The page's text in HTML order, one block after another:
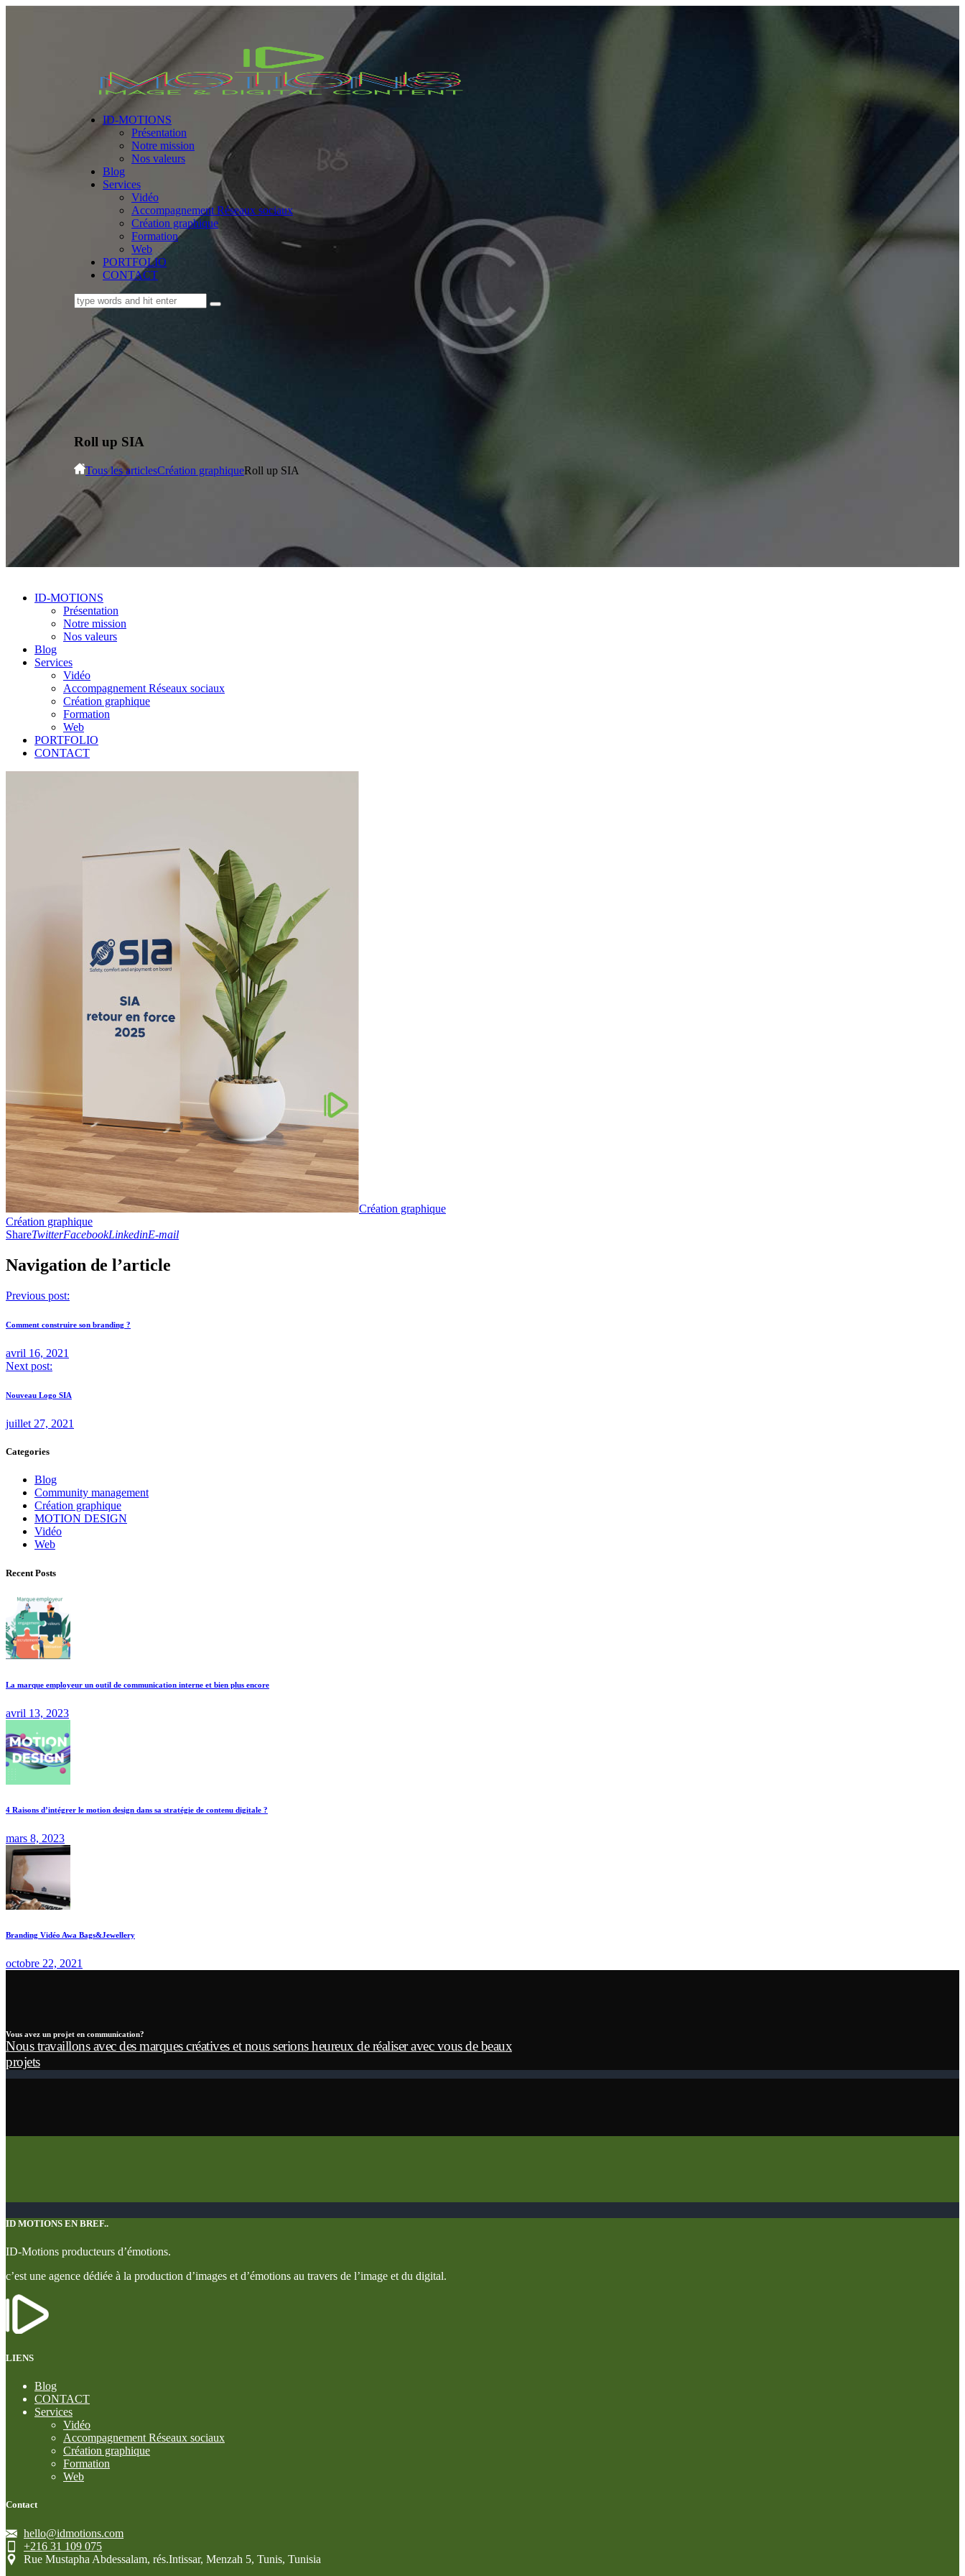
ID-MOTIONS
Présentation
Notre mission
Nos valeurs
Blog
Services
Vidéo
Accompagnement Réseaux sociaux
Création graphique
Formation
Web
PORTFOLIO
CONTACT
Roll up SIA
Tous les articlesCréation graphiqueRoll up SIA
ID-MOTIONS
Présentation
Notre mission
Nos valeurs
Blog
Services
Vidéo
Accompagnement Réseaux sociaux
Création graphique
Formation
Web
PORTFOLIO
CONTACT
Création graphique
Création graphique
ShareTwitterFacebookLinkedinE-mail
Navigation de l’article
Previous post:
Comment construire son branding ?
avril 16, 2021
Next post:
Nouveau Logo SIA
juillet 27, 2021
Categories
Blog
Community management
Création graphique
MOTION DESIGN
Vidéo
Web
Recent Posts
La marque employeur un outil de communication interne et bien plus encore
avril 13, 2023
4 Raisons d’intégrer le motion design dans sa stratégie de contenu digitale ?
mars 8, 2023
Branding Vidéo Awa Bags&Jewellery
octobre 22, 2021
Vous avez un projet en communication?
Nous travaillons avec des marques créatives et nous serions heureux de réaliser avec vous de beaux
projets
ID MOTIONS EN BREF..
ID-Motions producteurs d’émotions.
c’est une agence dédiée à la production d’images et d’émotions au travers de l’image et du digital.
LIENS
Blog
CONTACT
Services
Vidéo
Accompagnement Réseaux sociaux
Création graphique
Formation
Web
Contact
hello@idmotions.com
+216 31 109 075
Rue Mustapha Abdessalam, rés.Intissar, Menzah 5, Tunis, Tunisia